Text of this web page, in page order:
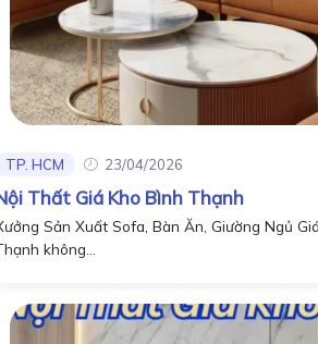
TP. HCM 23/04/2026
Thất Giá Kho Bình Thạnh
Sản Xuất Sofa, Bàn Ăn, Giường Ngủ
không...